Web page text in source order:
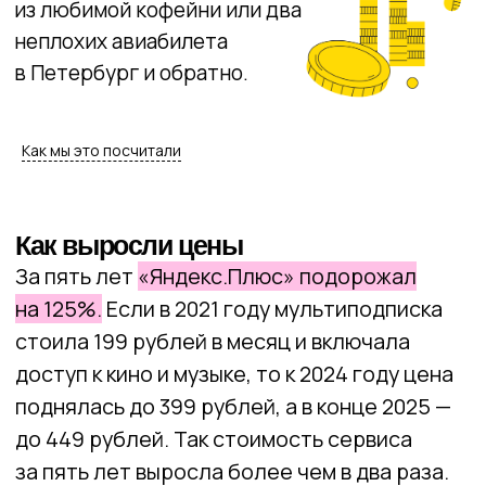
Как мы это посчитали
Okko прошел аналогичный путь: 199 рублей
в 2021-м и 399 в 2026-м. Цена выросла